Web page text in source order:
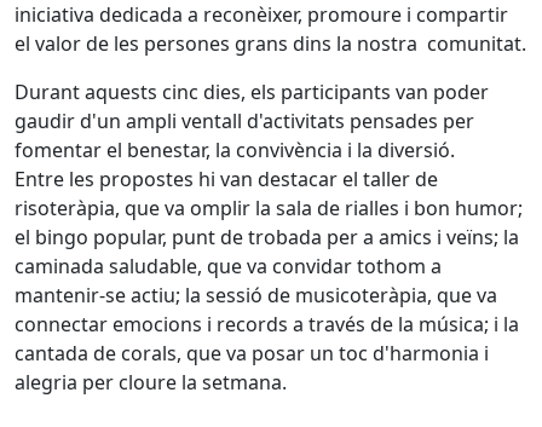
iniciativa dedicada a reconèixer, promoure i compartir
el valor de les persones grans dins la nostra comunitat.
Durant aquests cinc dies, els participants van poder
gaudir d'un ampli ventall d'activitats pensades per
fomentar el benestar, la convivència i la diversió.
Entre les propostes hi van destacar el taller de
risoteràpia, que va omplir la sala de rialles i bon humor;
el bingo popular, punt de trobada per a amics i veïns; la
caminada saludable, que va convidar tothom a
mantenir-se actiu; la sessió de musicoteràpia, que va
connectar emocions i records a través de la música; i la
cantada de corals, que va posar un toc d'harmonia i
alegria per cloure la setmana.